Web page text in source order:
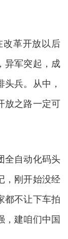
改革开放以后
异军突起，成
兵。从中，
放之路一定可
全自动化码头
，刚开始没经
都不让下车拍
，建咱们中国